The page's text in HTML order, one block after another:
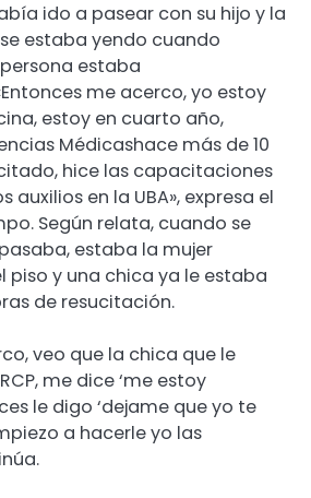
ido a pasear con su hijo y la
estaba yendo cuando
estaba
me acerco, yo estoy
estoy en cuarto año,
Médicashace más de 10
hice las capacitaciones
auxilios en la UBA», expresa el
Según relata, cuando se
estaba la mujer
piso y una chica ya le estaba
de resucitación.
veo que la chica que le
me dice ‘me estoy
le digo ‘dejame que yo te
a hacerle yo las